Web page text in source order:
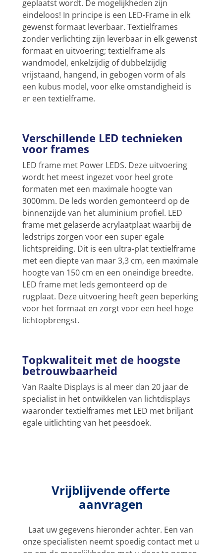
geplaatst wordt. De mogelijkheden zijn
eindeloos! In principe is een LED-Frame in elk
gewenst formaat leverbaar. Textielframes
zonder verlichting zijn leverbaar in elk gewenst
formaat en uitvoering; textielframe als
wandmodel, enkelzijdig of dubbelzijdig
vrijstaand, hangend, in gebogen vorm of als
een kubus model, voor elke omstandigheid is
er een textielframe.
Verschillende LED technieken
voor frames
LED frame met Power LEDS. Deze uitvoering
wordt het meest ingezet voor heel grote
formaten met een maximale hoogte van
3000mm. De leds worden gemonteerd op de
binnenzijde van het aluminium profiel. LED
frame met gelaserde acrylaatplaat waarbij de
ledstrips zorgen voor een super egale
lichtspreiding. Dit is een ultra-plat textielframe
met een diepte van maar 3,3 cm, een maximale
hoogte van 150 cm en een oneindige breedte.
LED frame met leds gemonteerd op de
rugplaat. Deze uitvoering heeft geen beperking
voor het formaat en zorgt voor een heel hoge
lichtopbrengst.
Topkwaliteit met de hoogste
betrouwbaarheid
Van Raalte Displays is al meer dan 20 jaar de
specialist in het ontwikkelen van lichtdisplays
waaronder textielframes met LED met briljant
egale uitlichting van het peesdoek.
Vrijblijvende offerte
aanvragen
Laat uw gegevens hieronder achter. Een van
onze specialisten neemt spoedig contact met u